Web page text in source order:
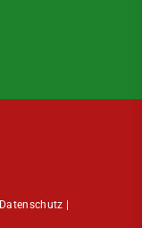
Datenschutz